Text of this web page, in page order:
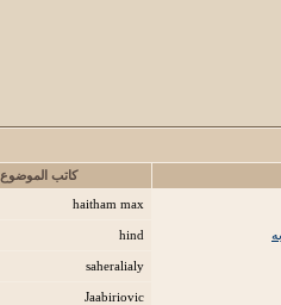
كاتب الموضوع
haitham max
hind
saheralialy
Jaabiriovic